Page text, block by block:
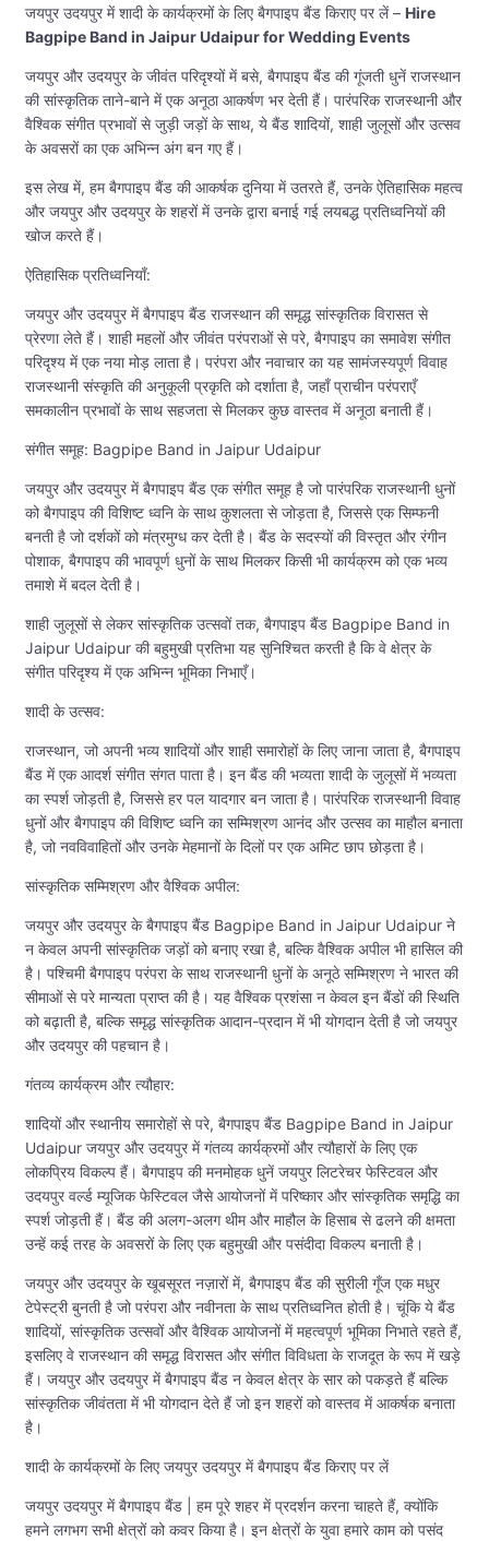
जयपुर उदयपुर में शादी के कार्यक्रमों के लिए बैगपाइप बैंड किराए पर लें – Hire
Bagpipe Band in Jaipur Udaipur for Wedding Events
जयपुर और उदयपुर के जीवंत परिदृश्यों में बसे, बैगपाइप बैंड की गूंजती धुनें राजस्थान
की सांस्कृतिक ताने-बाने में एक अनूठा आकर्षण भर देती हैं। पारंपरिक राजस्थानी और
वैश्विक संगीत प्रभावों से जुड़ी जड़ों के साथ, ये बैंड शादियों, शाही जुलूसों और उत्सव
के अवसरों का एक अभिन्न अंग बन गए हैं।
इस लेख में, हम बैगपाइप बैंड की आकर्षक दुनिया में उतरते हैं, उनके ऐतिहासिक महत्व
और जयपुर और उदयपुर के शहरों में उनके द्वारा बनाई गई लयबद्ध प्रतिध्वनियों की
खोज करते हैं।
ऐतिहासिक प्रतिध्वनियाँ:
जयपुर और उदयपुर में बैगपाइप बैंड राजस्थान की समृद्ध सांस्कृतिक विरासत से
प्रेरणा लेते हैं। शाही महलों और जीवंत परंपराओं से परे, बैगपाइप का समावेश संगीत
परिदृश्य में एक नया मोड़ लाता है। परंपरा और नवाचार का यह सामंजस्यपूर्ण विवाह
राजस्थानी संस्कृति की अनुकूली प्रकृति को दर्शाता है, जहाँ प्राचीन परंपराएँ
समकालीन प्रभावों के साथ सहजता से मिलकर कुछ वास्तव में अनूठा बनाती हैं।
संगीत समूह: Bagpipe Band in Jaipur Udaipur
जयपुर और उदयपुर में बैगपाइप बैंड एक संगीत समूह है जो पारंपरिक राजस्थानी धुनों
को बैगपाइप की विशिष्ट ध्वनि के साथ कुशलता से जोड़ता है, जिससे एक सिम्फनी
बनती है जो दर्शकों को मंत्रमुग्ध कर देती है। बैंड के सदस्यों की विस्तृत और रंगीन
पोशाक, बैगपाइप की भावपूर्ण धुनों के साथ मिलकर किसी भी कार्यक्रम को एक भव्य
तमाशे में बदल देती है।
शाही जुलूसों से लेकर सांस्कृतिक उत्सवों तक, बैगपाइप बैंड Bagpipe Band in
Jaipur Udaipur की बहुमुखी प्रतिभा यह सुनिश्चित करती है कि वे क्षेत्र के
संगीत परिदृश्य में एक अभिन्न भूमिका निभाएँ।
शादी के उत्सव:
राजस्थान, जो अपनी भव्य शादियों और शाही समारोहों के लिए जाना जाता है, बैगपाइप
बैंड में एक आदर्श संगीत संगत पाता है। इन बैंड की भव्यता शादी के जुलूसों में भव्यता
का स्पर्श जोड़ती है, जिससे हर पल यादगार बन जाता है। पारंपरिक राजस्थानी विवाह
धुनों और बैगपाइप की विशिष्ट ध्वनि का सम्मिश्रण आनंद और उत्सव का माहौल बनाता
है, जो नवविवाहितों और उनके मेहमानों के दिलों पर एक अमिट छाप छोड़ता है।
सांस्कृतिक सम्मिश्रण और वैश्विक अपील:
जयपुर और उदयपुर के बैगपाइप बैंड Bagpipe Band in Jaipur Udaipur ने
न केवल अपनी सांस्कृतिक जड़ों को बनाए रखा है, बल्कि वैश्विक अपील भी हासिल की
है। पश्चिमी बैगपाइप परंपरा के साथ राजस्थानी धुनों के अनूठे सम्मिश्रण ने भारत की
सीमाओं से परे मान्यता प्राप्त की है। यह वैश्विक प्रशंसा न केवल इन बैंडों की स्थिति
को बढ़ाती है, बल्कि समृद्ध सांस्कृतिक आदान-प्रदान में भी योगदान देती है जो जयपुर
और उदयपुर की पहचान है।
गंतव्य कार्यक्रम और त्यौहार:
शादियों और स्थानीय समारोहों से परे, बैगपाइप बैंड Bagpipe Band in Jaipur
Udaipur जयपुर और उदयपुर में गंतव्य कार्यक्रमों और त्यौहारों के लिए एक
लोकप्रिय विकल्प हैं। बैगपाइप की मनमोहक धुनें जयपुर लिटरेचर फेस्टिवल और
उदयपुर वर्ल्ड म्यूजिक फेस्टिवल जैसे आयोजनों में परिष्कार और सांस्कृतिक समृद्धि का
स्पर्श जोड़ती हैं। बैंड की अलग-अलग थीम और माहौल के हिसाब से ढलने की क्षमता
उन्हें कई तरह के अवसरों के लिए एक बहुमुखी और पसंदीदा विकल्प बनाती है।
जयपुर और उदयपुर के खूबसूरत नज़ारों में, बैगपाइप बैंड की सुरीली गूँज एक मधुर
टेपेस्ट्री बुनती है जो परंपरा और नवीनता के साथ प्रतिध्वनित होती है। चूंकि ये बैंड
शादियों, सांस्कृतिक उत्सवों और वैश्विक आयोजनों में महत्वपूर्ण भूमिका निभाते रहते हैं,
इसलिए वे राजस्थान की समृद्ध विरासत और संगीत विविधता के राजदूत के रूप में खड़े
हैं। जयपुर और उदयपुर में बैगपाइप बैंड न केवल क्षेत्र के सार को पकड़ते हैं बल्कि
सांस्कृतिक जीवंतता में भी योगदान देते हैं जो इन शहरों को वास्तव में आकर्षक बनाता
है।
शादी के कार्यक्रमों के लिए जयपुर उदयपुर में बैगपाइप बैंड किराए पर लें
जयपुर उदयपुर में बैगपाइप बैंड | हम पूरे शहर में प्रदर्शन करना चाहते हैं, क्योंकि
हमने लगभग सभी क्षेत्रों को कवर किया है। इन क्षेत्रों के युवा हमारे काम को पसंद